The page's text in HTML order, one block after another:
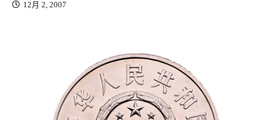
12月 2, 2007